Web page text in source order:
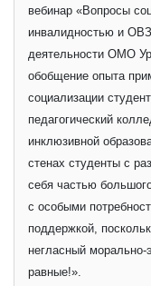
вебинар «Вопросы
инвалидностью и
деятельности ОМО
обобщение опыта
социализации
педагогический
инклюзивной
стенах студенты с
себя частью
с особыми
поддержкой,
негласный
равные!».